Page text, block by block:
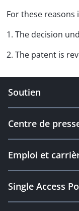
For these reasons
1. The decision
2. The patent is
Soutien
Centre de
Emploi et
Single Access